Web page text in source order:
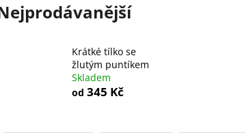
Krátké tílko se
žlutým puntíkem
Skladem
od 345 Kč
Doporučujeme